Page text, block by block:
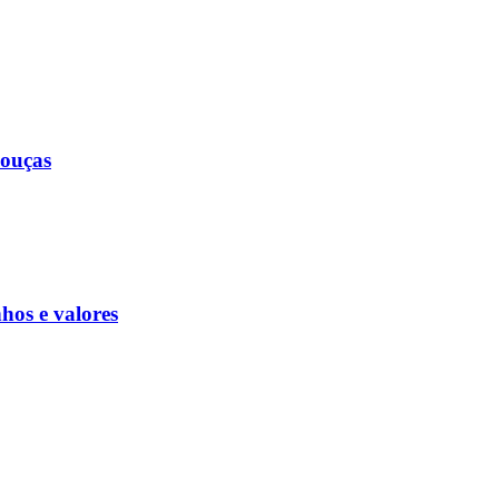
e valores